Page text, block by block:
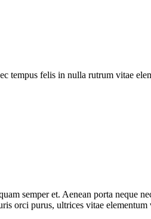
tempus felis in nulla rutrum vitae
semper et. Aenean porta neque
orci purus, ultrices vitae